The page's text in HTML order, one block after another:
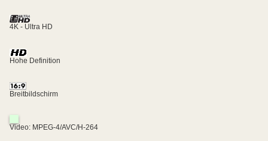
4K - Ultra HD
Hohe Definition
Breitbildschirm
Video: MPEG-4/AVC/H-264